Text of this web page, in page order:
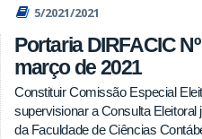
5/2021/2021
Portaria DIRFACIC
março de 2021
Constituir Comissão Especial
supervisionar a Consulta
da Faculdade de Ciências